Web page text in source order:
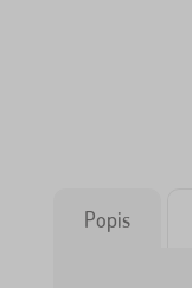
Popis